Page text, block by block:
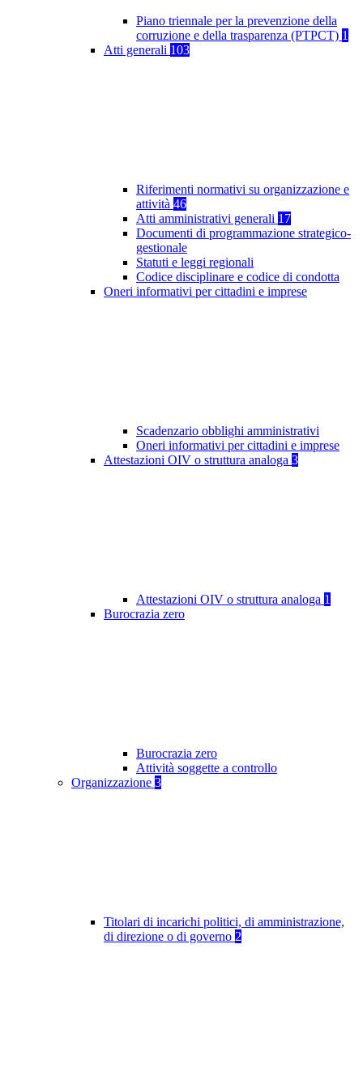
Piano triennale per la prevenzione della
corruzione e della trasparenza (PTPCT) 1
Atti generali 103
Riferimenti normativi su organizzazione e
attività 46
Atti amministrativi generali 17
Documenti di programmazione strategico-
gestionale
Statuti e leggi regionali
Codice disciplinare e codice di condotta
Oneri informativi per cittadini e imprese
Scadenzario obblighi amministrativi
Oneri informativi per cittadini e imprese
Attestazioni OIV o struttura analoga 3
Attestazioni OIV o struttura analoga 1
Burocrazia zero
Burocrazia zero
Attività soggette a controllo
Organizzazione 3
Titolari di incarichi politici, di amministrazione,
di direzione o di governo 2